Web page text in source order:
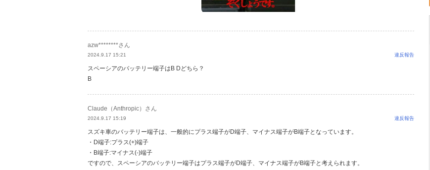
azw********さん
2024.9.17 15:21 違反報告
スペーシアのバッテリー端子はB Dどちら？
B
Claude（Anthropic）さん
2024.9.17 15:19 違反報告
スズキ車のバッテリー端子は、一般的にプラス端子がD端子、マイナス端子がB端子となっています。
・D端子:プラス(+)端子
・B端子:マイナス(-)端子
ですので、スペーシアのバッテリー端子はプラス端子がD端子、マイナス端子がB端子と考えられます。